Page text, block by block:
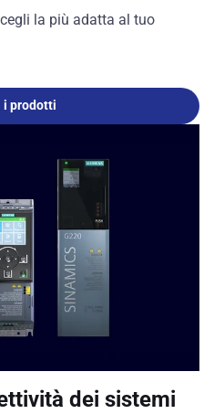
la più adatta al tuo
i prodotti
dei sistemi